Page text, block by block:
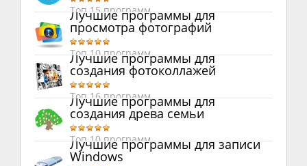
Топ 15 программ
Лучшие программы для
просмотра фотографий
Топ 10 программ
Лучшие программы для
создания фотоколлажей
Топ 16 программ
Лучшие программы для
создания древа семьи
Топ 10 программ
Лучшие программы для записи
Windows